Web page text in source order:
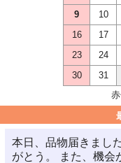
9
10
16
17
23
24
30
31
本日、品物届きまし
がとう。 また、機会